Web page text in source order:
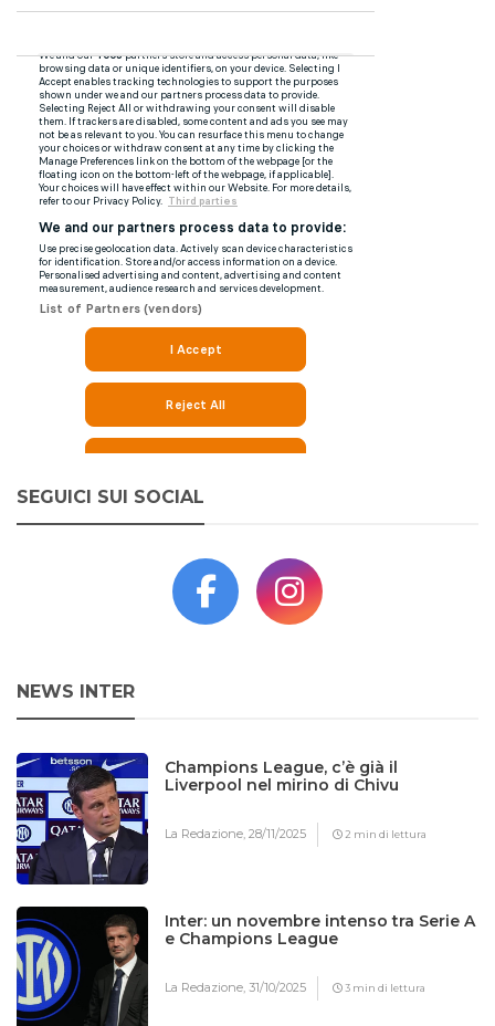
SEGUICI SUI SOCIAL
NEWS INTER
Champions League, c’è già il
Liverpool nel mirino di Chivu
La Redazione,28/11/2025 2 min di lettura
Inter: un novembre intenso tra Serie A
e Champions League
La Redazione,31/10/2025 3 min di lettura